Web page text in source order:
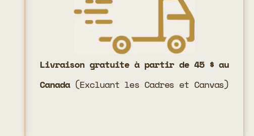
Livraison gratuite à partir de 45 $ au
Canada (Excluant les Cadres et Canvas)